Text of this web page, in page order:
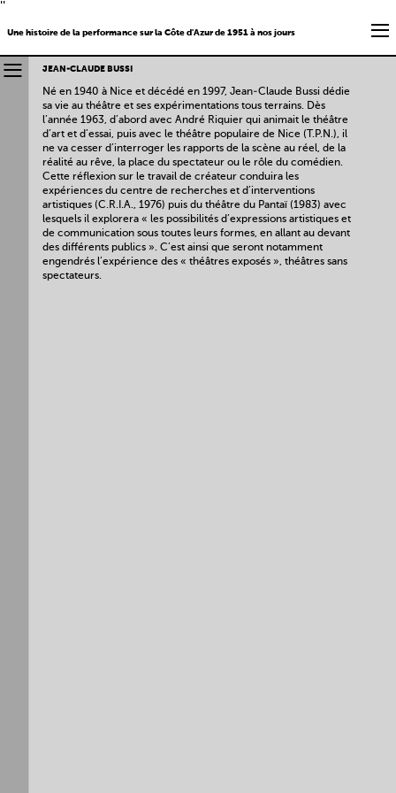
''
Une histoire de la performance sur la Côte d'Azur de 1951 à nos jours
JEAN-CLAUDE BUSSI
Né en 1940 à Nice et décédé en 1997, Jean-Claude Bussi dédie
sa vie au théâtre et ses expérimentations tous terrains. Dès
l’année 1963, d’abord avec André Riquier qui animait le théâtre
d’art et d’essai, puis avec le théâtre populaire de Nice (T.P.N.), il
ne va cesser d’interroger les rapports de la scène au réel, de la
réalité au rêve, la place du spectateur ou le rôle du comédien.
Cette réflexion sur le travail de créateur conduira les
expériences du centre de recherches et d’interventions
artistiques (C.R.I.A., 1976) puis du théâtre du Pantaï (1983) avec
lesquels il explorera « les possibilités d’expressions artistiques et
de communication sous toutes leurs formes, en allant au devant
des différents publics ». C’est ainsi que seront notamment
engendrés l’expérience des « théâtres exposés », théâtres sans
spectateurs.